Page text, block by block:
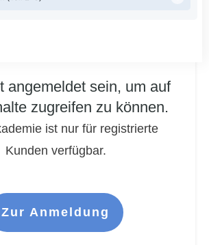
angemeldet sein, um auf
zugreifen zu können.
ist nur für registrierte
Kunden verfügbar.
Zur Anmeldung